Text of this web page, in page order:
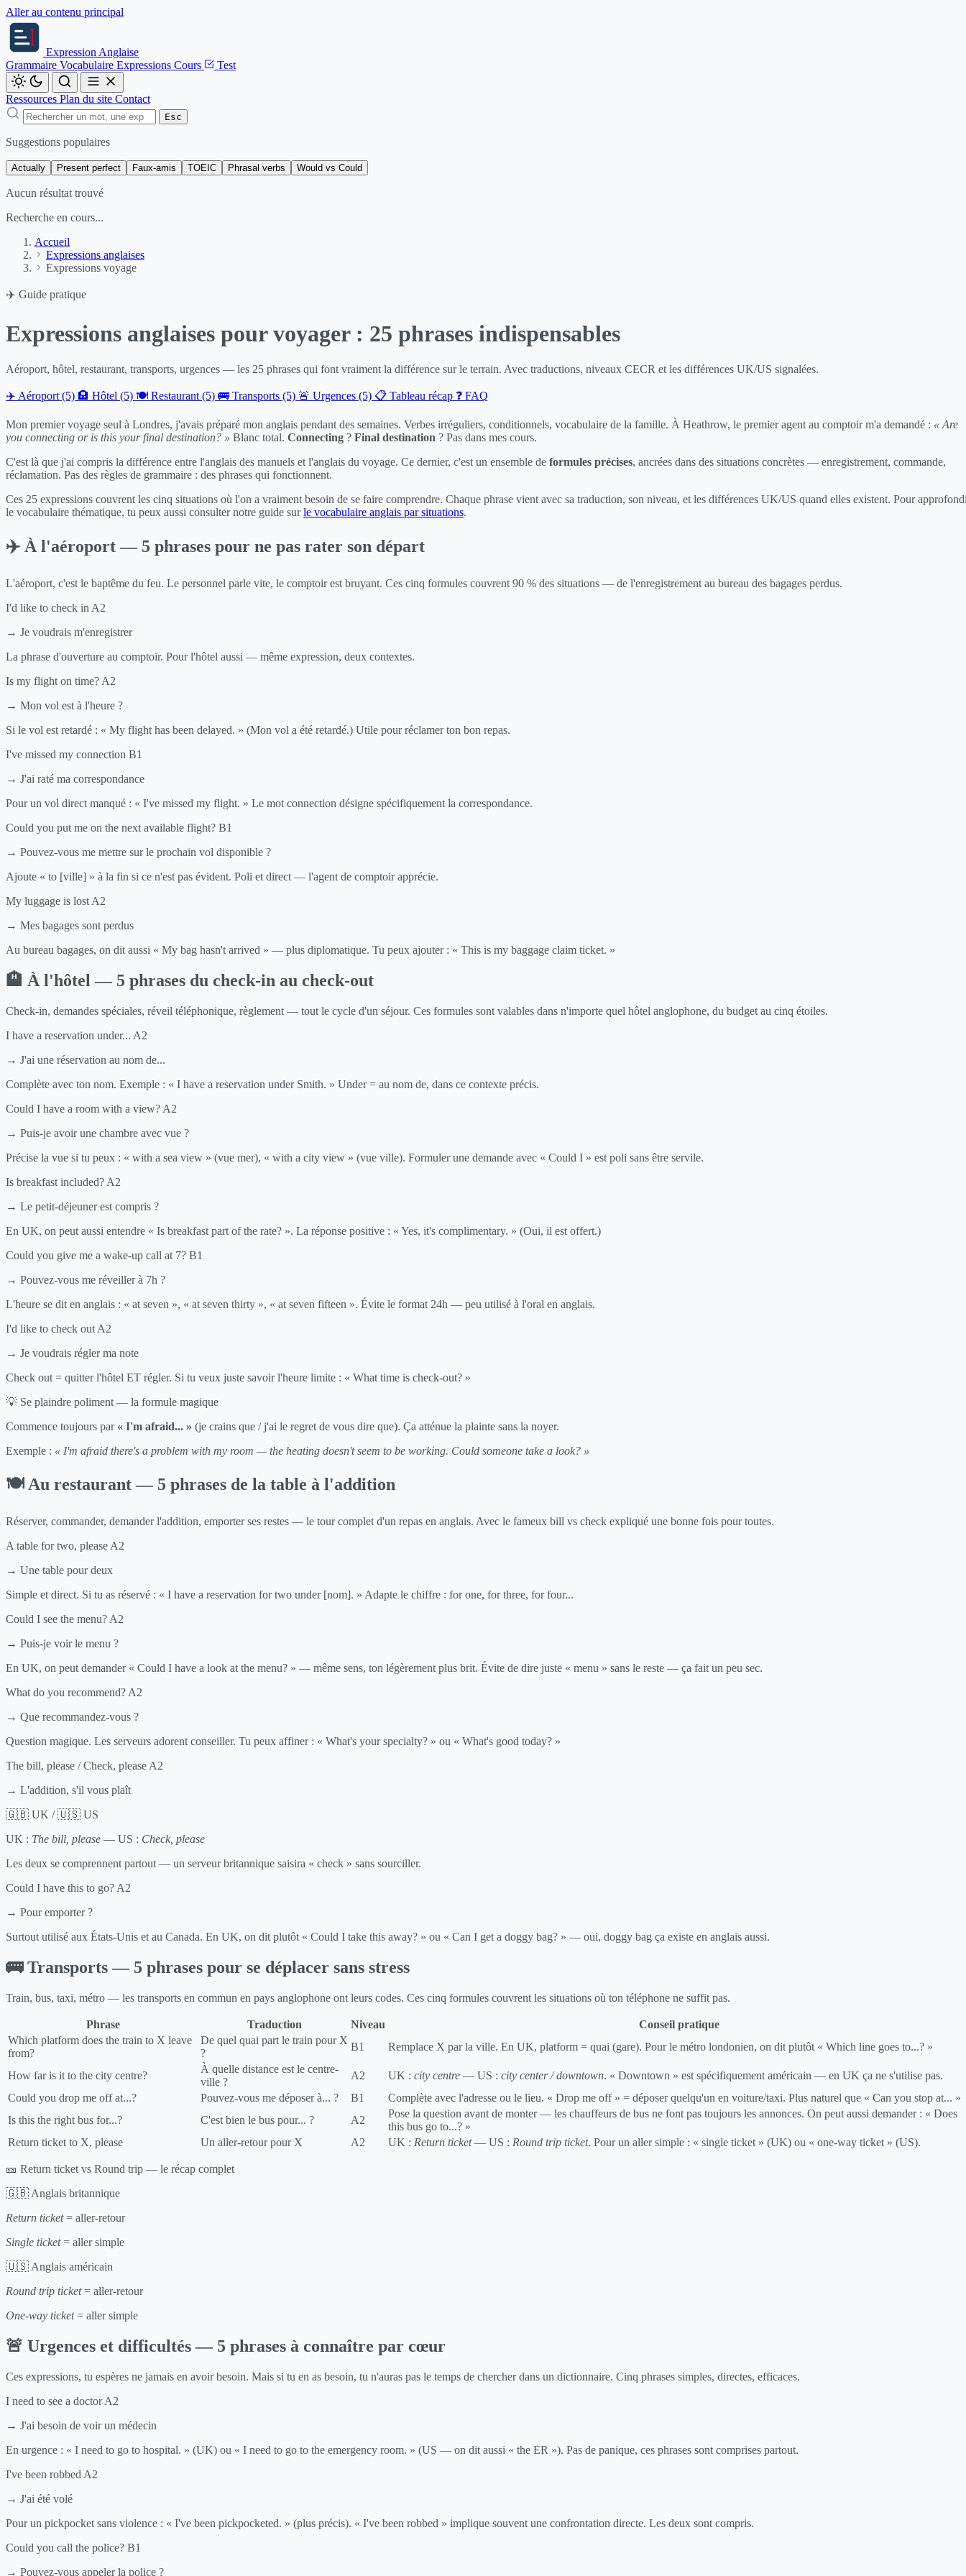
Aller au contenu principal
Expression Anglaise
Grammaire Vocabulaire Expressions Cours Test
Ressources Plan du site Contact
Esc
Suggestions populaires
Actually Present perfect Faux-amis TOEIC Phrasal verbs Would vs Could
Aucun résultat trouvé
Recherche en cours...
Accueil
Expressions anglaises
Expressions voyage
✈️ Guide pratique
Expressions anglaises pour voyager : 25 phrases indispensables
Aéroport, hôtel, restaurant, transports, urgences — les 25 phrases qui font vraiment la différence sur le terrain. Avec traductions, niveaux CECR et les différences UK/US signalées.
✈️ Aéroport (5) 🏨 Hôtel (5) 🍽️ Restaurant (5) 🚌 Transports (5) 🚨 Urgences (5) 📋 Tableau récap ❓ FAQ
Mon premier voyage seul à Londres, j'avais préparé mon anglais pendant des semaines. Verbes irréguliers, conditionnels, vocabulaire de la famille. À Heathrow, le premier agent au comptoir m'a demandé : « Are
you connecting or is this your final destination? » Blanc total. Connecting ? Final destination ? Pas dans mes cours.
C'est là que j'ai compris la différence entre l'anglais des manuels et l'anglais du voyage. Ce dernier, c'est un ensemble de formules précises, ancrées dans des situations concrètes — enregistrement, commande,
réclamation. Pas des règles de grammaire : des phrases qui fonctionnent.
Ces 25 expressions couvrent les cinq situations où l'on a vraiment besoin de se faire comprendre. Chaque phrase vient avec sa traduction, son niveau, et les différences UK/US quand elles existent. Pour
le vocabulaire thématique, tu peux aussi consulter notre guide surle vocabulaire anglais par situations.
✈️ À l'aéroport — 5 phrases pour ne pas rater son départ
L'aéroport, c'est le baptême du feu. Le personnel parle vite, le comptoir est bruyant. Ces cinq formules couvrent 90 % des situations — de l'enregistrement au bureau des bagages perdus.
I'd like to check in A2
→ Je voudrais m'enregistrer
La phrase d'ouverture au comptoir. Pour l'hôtel aussi — même expression, deux contextes.
Is my flight on time? A2
→ Mon vol est à l'heure ?
Si le vol est retardé : « My flight has been delayed. » (Mon vol a été retardé.) Utile pour réclamer ton bon repas.
I've missed my connection B1
→ J'ai raté ma correspondance
Pour un vol direct manqué : « I've missed my flight. » Le mot connection désigne spécifiquement la correspondance.
Could you put me on the next available flight? B1
→ Pouvez-vous me mettre sur le prochain vol disponible ?
Ajoute « to [ville] » à la fin si ce n'est pas évident. Poli et direct — l'agent de comptoir apprécie.
My luggage is lost A2
→ Mes bagages sont perdus
Au bureau bagages, on dit aussi « My bag hasn't arrived » — plus diplomatique. Tu peux ajouter : « This is my baggage claim ticket. »
🏨 À l'hôtel — 5 phrases du check-in au check-out
Check-in, demandes spéciales, réveil téléphonique, règlement — tout le cycle d'un séjour. Ces formules sont valables dans n'importe quel hôtel anglophone, du budget au cinq étoiles.
I have a reservation under... A2
→ J'ai une réservation au nom de...
Complète avec ton nom. Exemple : « I have a reservation under Smith. » Under = au nom de, dans ce contexte précis.
Could I have a room with a view? A2
→ Puis-je avoir une chambre avec vue ?
Précise la vue si tu peux : « with a sea view » (vue mer), « with a city view » (vue ville). Formuler une demande avec « Could I » est poli sans être servile.
Is breakfast included? A2
→ Le petit-déjeuner est compris ?
En UK, on peut aussi entendre « Is breakfast part of the rate? ». La réponse positive : « Yes, it's complimentary. » (Oui, il est offert.)
Could you give me a wake-up call at 7? B1
→ Pouvez-vous me réveiller à 7h ?
L'heure se dit en anglais : « at seven », « at seven thirty », « at seven fifteen ». Évite le format 24h — peu utilisé à l'oral en anglais.
I'd like to check out A2
→ Je voudrais régler ma note
Check out = quitter l'hôtel ET régler. Si tu veux juste savoir l'heure limite : « What time is check-out? »
💡 Se plaindre poliment — la formule magique
Commence toujours par « I'm afraid... » (je crains que / j'ai le regret de vous dire que). Ça atténue la plainte sans la noyer.
Exemple : « I'm afraid there's a problem with my room — the heating doesn't seem to be working. Could someone take a look? »
🍽️ Au restaurant — 5 phrases de la table à l'addition
Réserver, commander, demander l'addition, emporter ses restes — le tour complet d'un repas en anglais. Avec le fameux bill vs check expliqué une bonne fois pour toutes.
A table for two, please A2
→ Une table pour deux
Simple et direct. Si tu as réservé : « I have a reservation for two under [nom]. » Adapte le chiffre : for one, for three, for four...
Could I see the menu? A2
→ Puis-je voir le menu ?
En UK, on peut demander « Could I have a look at the menu? » — même sens, ton légèrement plus brit. Évite de dire juste « menu » sans le reste — ça fait un peu sec.
What do you recommend? A2
→ Que recommandez-vous ?
Question magique. Les serveurs adorent conseiller. Tu peux affiner : « What's your specialty? » ou « What's good today? »
The bill, please / Check, please A2
→ L'addition, s'il vous plaît
🇬🇧 UK / 🇺🇸 US
UK : The bill, please — US : Check, please
Les deux se comprennent partout — un serveur britannique saisira « check » sans sourciller.
Could I have this to go? A2
→ Pour emporter ?
Surtout utilisé aux États-Unis et au Canada. En UK, on dit plutôt « Could I take this away? » ou « Can I get a doggy bag? » — oui, doggy bag ça existe en anglais aussi.
🚌 Transports — 5 phrases pour se déplacer sans stress
Train, bus, taxi, métro — les transports en commun en pays anglophone ont leurs codes. Ces cinq formules couvrent les situations où ton téléphone ne suffit pas.
Phrase Traduction Niveau
Conseil pratique
Which platform does the train to X leave
from?
De quel quai part le train pour X
?
B1 Remplace X par la ville. En UK, platform = quai (gare). Pour le métro londonien, on dit plutôt « Which line goes to...? »
How far is it to the city centre?
À quelle distance est le centre-
ville ?
A2 UK : city centre — US : city center / downtown. « Downtown » est spécifiquement américain — en UK ça ne s'utilise pas.
Could you drop me off at...?
Pouvez-vous me déposer à... ? B1
Complète avec l'adresse ou le lieu. « Drop me off » = déposer quelqu'un en voiture/taxi. Plus naturel que « Can you stop at... »
Is this the right bus for...?
C'est bien le bus pour... ? A2
Pose la question avant de monter — les chauffeurs de bus ne font pas toujours les annonces. On peut aussi demander : « Does
this bus go to...? »
Return ticket to X, please
Un aller-retour pour X A2 UK : Return ticket— US : Round trip ticket. Pour un aller simple : « single ticket » (UK) ou « one-way ticket » (US).
🎫 Return ticket vs Round trip — le récap complet
🇬🇧 Anglais britannique
Return ticket= aller-retour
Single ticket= aller simple
🇺🇸 Anglais américain
Round trip ticket= aller-retour
One-way ticket= aller simple
🚨 Urgences et difficultés — 5 phrases à connaître par cœur
Ces expressions, tu espères ne jamais en avoir besoin. Mais si tu en as besoin, tu n'auras pas le temps de chercher dans un dictionnaire. Cinq phrases simples, directes, efficaces.
I need to see a doctor A2
→ J'ai besoin de voir un médecin
En urgence : « I need to go to hospital. » (UK) ou « I need to go to the emergency room. » (US — on dit aussi « the ER »). Pas de panique, ces phrases sont comprises partout.
I've been robbed A2
→ J'ai été volé
Pour un pickpocket sans violence : « I've been pickpocketed. » (plus précis). « I've been robbed » implique souvent une confrontation directe. Les deux sont compris.
Could you call the police? B1
→ Pouvez-vous appeler la police ?